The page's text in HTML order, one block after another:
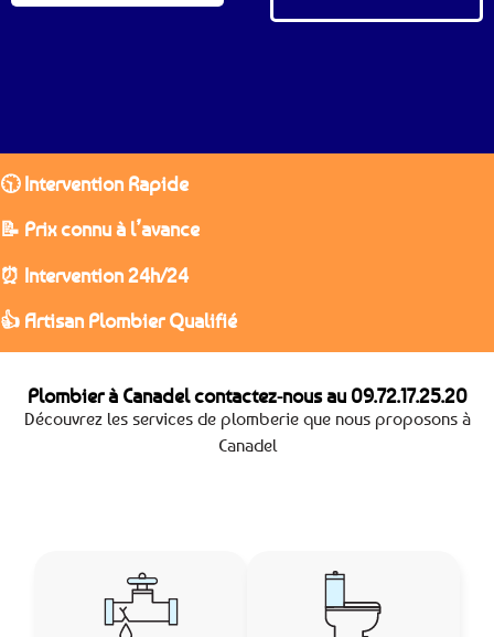
🕥 Intervention Rapide
📝 Prix connu à l’avance
⏰ Intervention 24h/24
👍 Artisan Plombier Qualifié
Plombier à Canadel contactez-nous au 09.72.17.25.20
Découvrez les services de plomberie que nous proposons à
Canadel